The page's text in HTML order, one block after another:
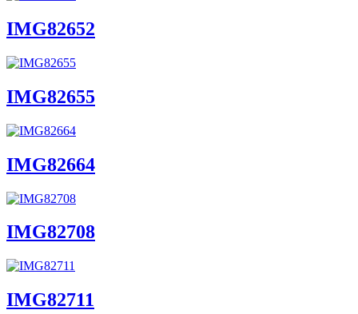
IMG82652
IMG82655
IMG82664
IMG82708
IMG82711